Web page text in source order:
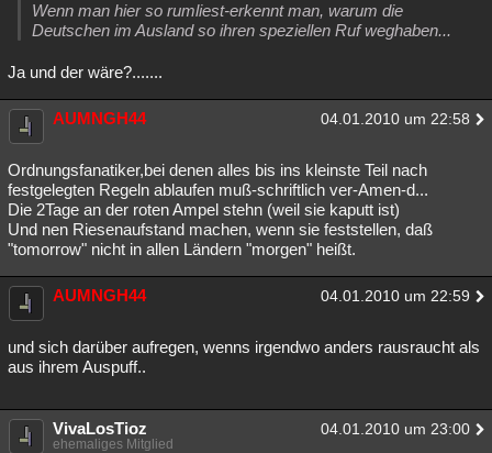
Wenn man hier so rumliest-erkennt man, warum die
Deutschen im Ausland so ihren speziellen Ruf weghaben...
Ja und der wäre?.......
AUMNGH44 04.01.2010 um 22:58
Ordnungsfanatiker,bei denen alles bis ins kleinste Teil nach
festgelegten Regeln ablaufen muß-schriftlich ver-Amen-d...
Die 2Tage an der roten Ampel stehn (weil sie kaputt ist)
Und nen Riesenaufstand machen, wenn sie feststellen, daß
"tomorrow" nicht in allen Ländern "morgen" heißt.
AUMNGH44 04.01.2010 um 22:59
und sich darüber aufregen, wenns irgendwo anders rausraucht als
aus ihrem Auspuff..
VivaLosTioz 04.01.2010 um 23:00
ehemaliges Mitglied